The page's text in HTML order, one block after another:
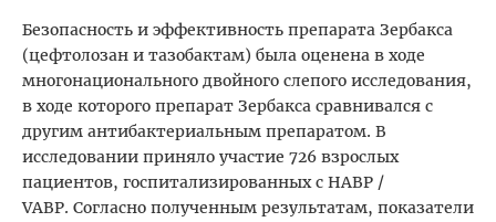
Безопасность и эффективность препарата Зербакса
(цефтолозан и тазобактам) была оценена в ходе
многонационального двойного слепого исследования,
в ходе которого препарат Зербакса сравнивался с
другим антибактериальным препаратом. В
исследовании приняло участие 726 взрослых
пациентов, госпитализированных с HABP /
VABP. Согласно полученным результатам, показатели